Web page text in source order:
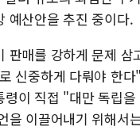
예산안을 추진 중이다.
판매를 강하게 문제
신중하게 다뤄야 한
령이 직접 "대만 독립
을 이끌어내기 위해서